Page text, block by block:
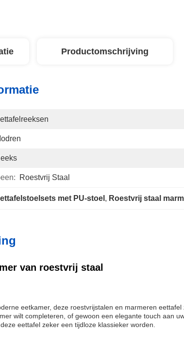
Productomschrijving
Roestvrij Staal
met PU-stoel , Roestvrij staal
van roestvrij staal
eetkamer, deze roestvrijstalen en marmeren
wilt completeren, of gewoon een elegante touch aan
eettafel zeker een tijdloze klassieker worden.